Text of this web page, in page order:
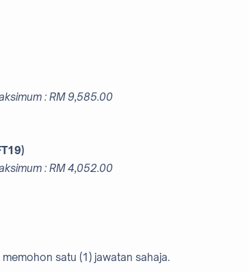
: RM 9,585.00
: RM 4,052.00
satu (1) jawatan sahaja.